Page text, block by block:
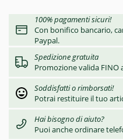
100% pagamenti sicuri!
Con bonifico bancario,
Paypal.
Spedizione gratuita
Promozione valida FINO
Soddisfatti o rimborsati!
Potrai restituire il tuo
Hai bisogno di aiuto?
Puoi anche ordinare